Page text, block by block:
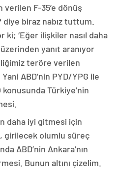
verilen F-35’e dönüş
diye biraz nabız tuttum.
‘Eğer ilişkiler nasıl daha
yanıt aranıyor
teröre verilen
ABD’nin PYD/YPG ile
Türkiye’nin
daha iyi gitmesi için
girilecek olumlu süreç
ABD’nin Ankara’nın
Bunun altını çizelim.